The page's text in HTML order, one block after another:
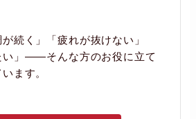
が続く」「疲れが抜けない」
い」――そんな方のお役に立て
ます。